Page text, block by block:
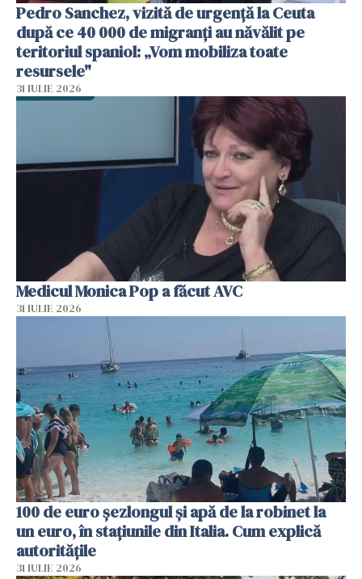
Pedro Sanchez, vizită de urgență la Ceuta
după ce 40 000 de migranți au năvălit pe
teritoriul spaniol: „Vom mobiliza toate
resursele"
31 IULIE 2026
Medicul Monica Pop a făcut AVC
31 IULIE 2026
100 de euro șezlongul și apă de la robinet la
un euro, în stațiunile din Italia. Cum explică
autoritățile
31 IULIE 2026